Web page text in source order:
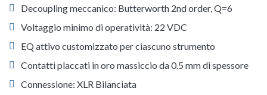
Decoupling meccanico: Butterworth 2nd order, Q=6
Voltaggio minimo di operatività: 22 VDC
EQ attivo customizzato per ciascuno strumento
Contatti placcati in oro massiccio da 0.5 mm di spessore
Connessione: XLR Bilanciata